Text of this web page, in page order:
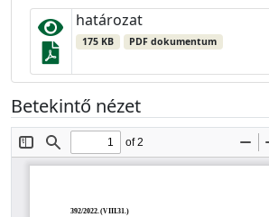
határozat
175 KB PDF dokumentum
Betekintő nézet